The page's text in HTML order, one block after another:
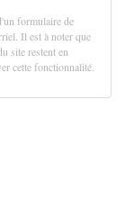
formulaire de
Il est à noter que
site restent en
cette fonctionnalité.